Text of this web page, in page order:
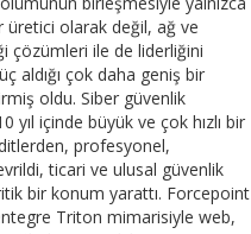
üretici olarak değil, ağ ve
çözümleri ile de liderliğini
aldığı çok daha geniş bir
oldu. Siber güvenlik
içinde büyük ve çok hızlı bir
profesyonel,
ticari ve ulusal güvenlik
bir konum yarattı. Forcepoint
Triton mimarisiyle web,